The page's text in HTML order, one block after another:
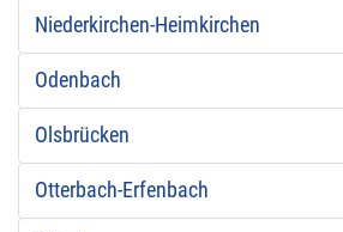
Niederkirchen-Heimkirchen
Odenbach
Olsbrücken
Otterbach-Erfenbach